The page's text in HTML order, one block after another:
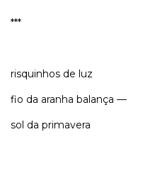
***
risquinhos de luz
fio da aranha balança —
sol da primavera